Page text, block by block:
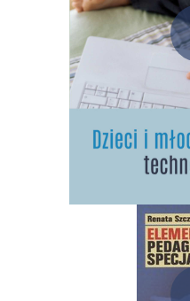
Dzieci i młodzież w